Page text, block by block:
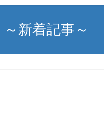
～新着記事～